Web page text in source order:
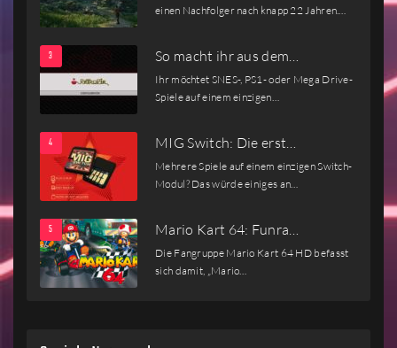
einen Nachfolger nach knapp 22 Jahren.…
So macht ihr aus dem…
Ihr möchtet SNES-, PS1- oder Mega Drive-
Spiele auf einem einzigen…
MIG Switch: Die erst…
Mehrere Spiele auf einem einzigen Switch-
Modul? Das würde einiges an…
Mario Kart 64: Funra…
Die Fangruppe Mario Kart 64 HD befasst
sich damit, „Mario…